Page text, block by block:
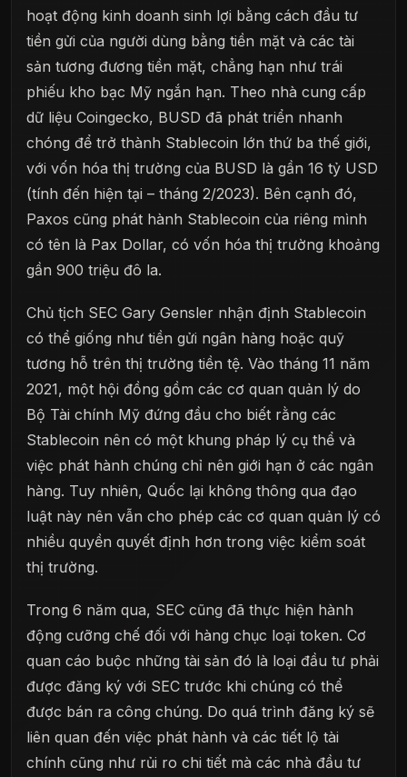
hoạt động kinh doanh sinh lợi bằng cách đầu tư
tiền gửi của người dùng bằng tiền mặt và các tài
sản tương đương tiền mặt, chẳng hạn như trái
phiếu kho bạc Mỹ ngắn hạn. Theo nhà cung cấp
dữ liệu Coingecko, BUSD đã phát triển nhanh
chóng để trở thành Stablecoin lớn thứ ba thế giới,
với vốn hóa thị trường của BUSD là gần 16 tỷ USD
(tính đến hiện tại – tháng 2/2023). Bên cạnh đó,
Paxos cũng phát hành Stablecoin của riêng mình
có tên là Pax Dollar, có vốn hóa thị trường khoảng
gần 900 triệu đô la.
Chủ tịch SEC Gary Gensler nhận định Stablecoin
có thể giống như tiền gửi ngân hàng hoặc quỹ
tương hỗ trên thị trường tiền tệ. Vào tháng 11 năm
2021, một hội đồng gồm các cơ quan quản lý do
Bộ Tài chính Mỹ đứng đầu cho biết rằng các
Stablecoin nên có một khung pháp lý cụ thể và
việc phát hành chúng chỉ nên giới hạn ở các ngân
hàng. Tuy nhiên, Quốc lại không thông qua đạo
luật này nên vẫn cho phép các cơ quan quản lý có
nhiều quyền quyết định hơn trong việc kiểm soát
thị trường.
Trong 6 năm qua, SEC cũng đã thực hiện hành
động cưỡng chế đối với hàng chục loại token. Cơ
quan cáo buộc những tài sản đó là loại đầu tư phải
được đăng ký với SEC trước khi chúng có thể
được bán ra công chúng. Do quá trình đăng ký sẽ
liên quan đến việc phát hành và các tiết lộ tài
chính cũng như rủi ro chi tiết mà các nhà đầu tư